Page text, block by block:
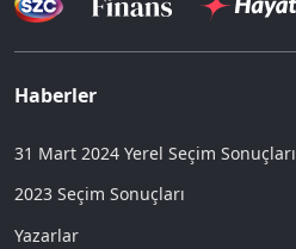
Haberler
31 Mart 2024 Yerel Seçim Sonuçları
2023 Seçim Sonuçları
Yazarlar